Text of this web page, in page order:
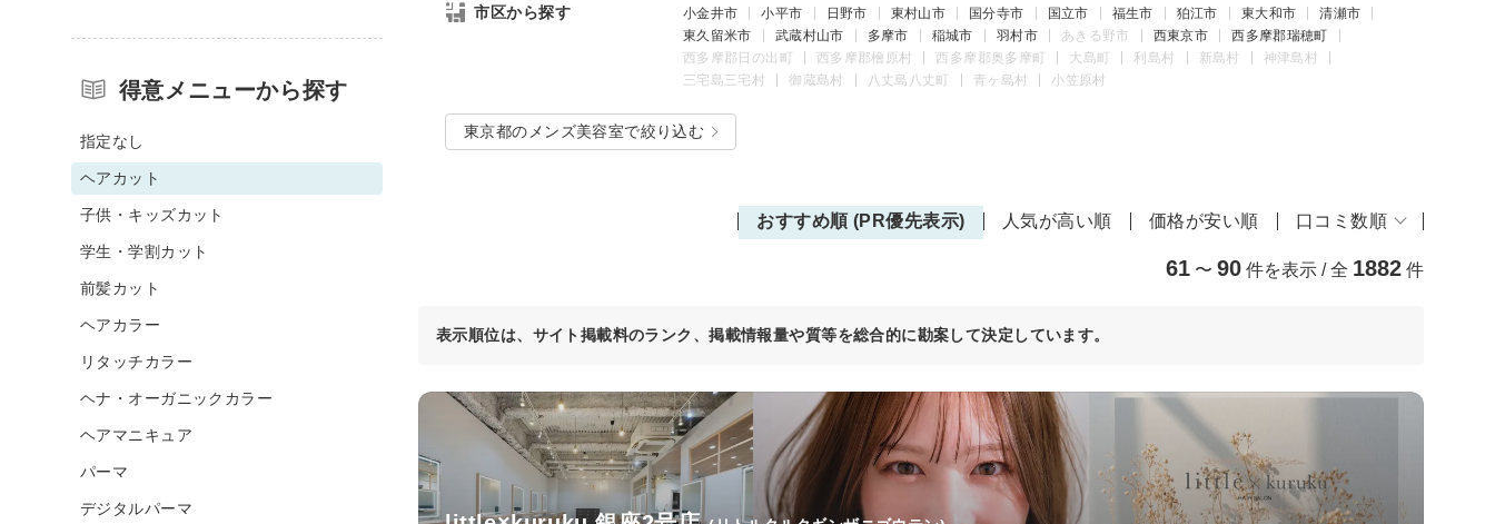
市区から探す
小金井市
小平市 日野市 東村山市 国分寺市 国立市 福生市 狛江市 東大和市
清瀬市
東久留米市
武蔵村山市 多摩市 稲城市 羽村市 あきる野市 西東京市
西多摩郡瑞穂町
西多摩郡日の出町
西多摩郡檜原村 西多摩郡奥多摩町 大島町 利島村 新島村
神津島村
三宅島三宅村
御蔵島村 八丈島八丈町 青ヶ島村 小笠原村
東京都のメンズ美容室で絞り込む
おすすめ順 (PR優先表示) 人気が高い順 価格が安い順 口コミ数順
61 〜 90 件を表示 / 全 1882 件
表示順位は、サイト掲載料のランク、掲載情報量や質等を総合的に勘案して決定しています。
得意メニューから探す
指定なし
ヘアカット
子供・キッズカット
学生・学割カット
前髪カット
ヘアカラー
リタッチカラー
ヘナ・オーガニックカラー
ヘアマニキュア
パーマ
デジタルパーマ